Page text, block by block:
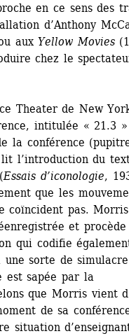
en ce sens des
d’Anthony
aux Yellow Movies
chez le
Theater de New
intitulée « 21.3
la conférence
l’introduction du
Essais d’iconologie,
que les
coïncident pas. Morris
et
qui codifie
une sorte de simulacre
est sapée par la
que Morris vient
de sa
situation